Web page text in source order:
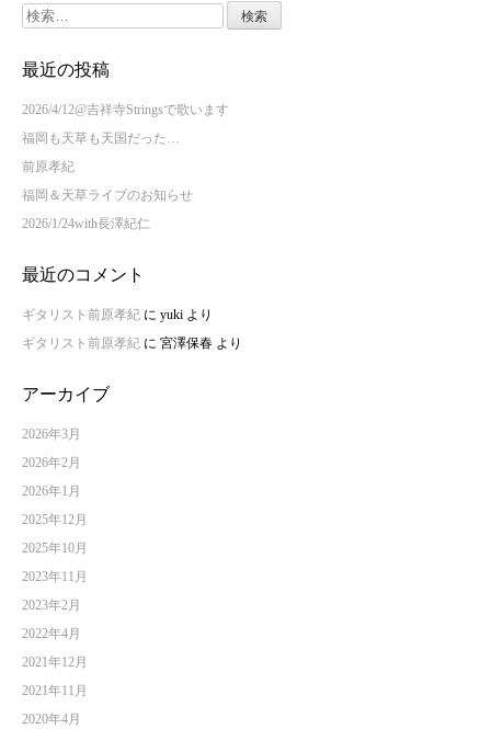
検
最近の投稿
2026/4/12@吉祥寺Stringsで歌います
福岡も天草も天国だった…
前原孝紀
福岡＆天草ライブのお知らせ
2026/1/24with長澤紀仁
最近のコメント
ギタリスト前原孝紀 に yuki より
ギタリスト前原孝紀 に 宮澤保春 より
アーカイブ
2026年3月
2026年2月
2026年1月
2025年12月
2025年10月
2023年11月
2023年2月
2022年4月
2021年12月
2021年11月
2020年4月